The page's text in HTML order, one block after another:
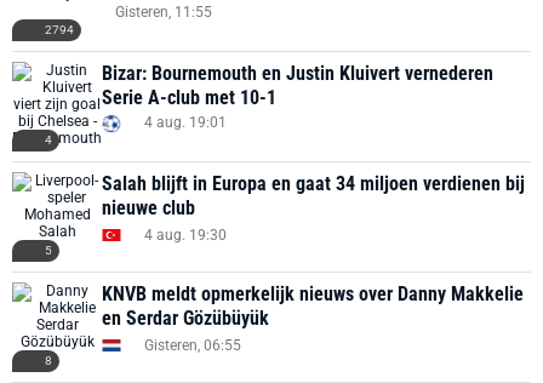
2794
Gisteren, 11:55
4
Bizar: Bournemouth en Justin Kluivert vernederen
Serie A-club met 10-1
4 aug. 19:01
5
Salah blijft in Europa en gaat 34 miljoen verdienen bij
nieuwe club
4 aug. 19:30
8
KNVB meldt opmerkelijk nieuws over Danny Makkelie
en Serdar Gözübüyük
Gisteren, 06:55